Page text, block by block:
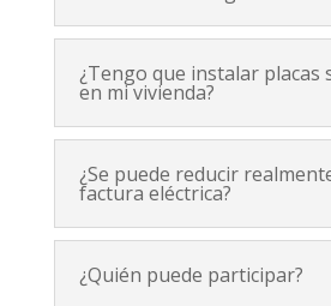
¿Tengo que instalar placas
en mi vivienda?
¿Se puede reducir
factura eléctrica?
¿Quién puede participar?